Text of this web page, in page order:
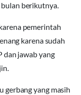
bulan berikutnya.
pemerintah
karena sudah
dan jawab yang
gerbang yang masih